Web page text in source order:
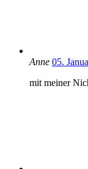
Anne 05.
mit meiner